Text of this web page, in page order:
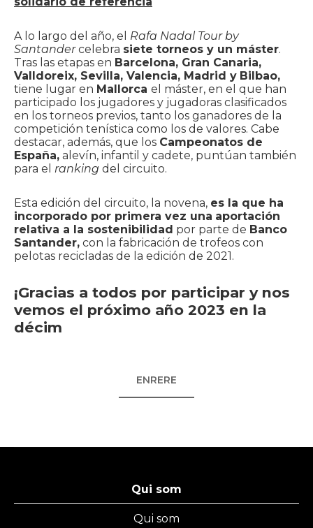
A lo largo del año, el Rafa Nadal Tour by
Santandercelebra siete torneos y un máster.
Tras las etapas en Barcelona, Gran Canaria,
Valldoreix, Sevilla, Valencia, Madrid y Bilbao,
tiene lugar en Mallorca el máster, en el que han
participado los jugadores y jugadoras clasificados
en los torneos previos, tanto los ganadores de la
competición tenística como los de valores. Cabe
destacar, además, que los Campeonatos de
España, alevín, infantil y cadete, puntúan también
para el ranking del circuito.
Esta edición del circuito, la novena, es la que ha
incorporado por primera vez una aportación
relativa a la sostenibilidad por parte de Banco
Santander, con la fabricación de trofeos con
pelotas recicladas de la edición de 2021.
¡Gracias a todos por participar y nos
vemos el próximo año 2023 en la
décim
ENRERE
Qui som
Qui som